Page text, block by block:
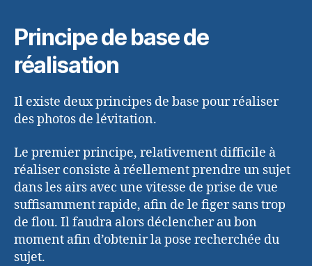
Principe de base de
réalisation
Il existe deux principes de base pour réaliser
des photos de lévitation.
Le premier principe, relativement difficile à
réaliser consiste à réellement prendre un sujet
dans les airs avec une vitesse de prise de vue
suffisamment rapide, afin de le figer sans trop
de flou. Il faudra alors déclencher au bon
moment afin d’obtenir la pose recherchée du
sujet.